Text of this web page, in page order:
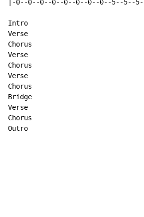
|-0--0--0--0--0--0--0--0--5--5--5-|
Intro
Verse
Chorus
Verse
Chorus
Verse
Chorus
Bridge
Verse
Chorus
Outro